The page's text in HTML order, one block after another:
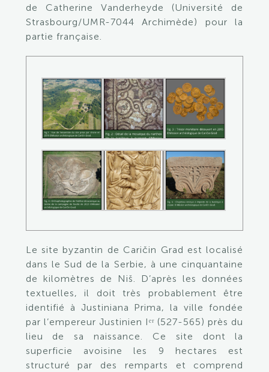
de Catherine Vanderheyde
(Université de
Strasbourg/UMR-7044 Archimède) pour la
partie française.
Le site byzantin de Caričin Grad est localisé
dans le Sud de la Serbie, à une cinquantaine
de kilomètres de Niš. D’après les données
textuelles, il doit très probablement être
identifié à Justiniana Prima, la ville fondée
par l’empereur Justinien Iᵉʳ (527-565) près du
lieu de sa naissance. Ce site dont la
superficie avoisine les 9 hectares est
structuré par des remparts et comprend